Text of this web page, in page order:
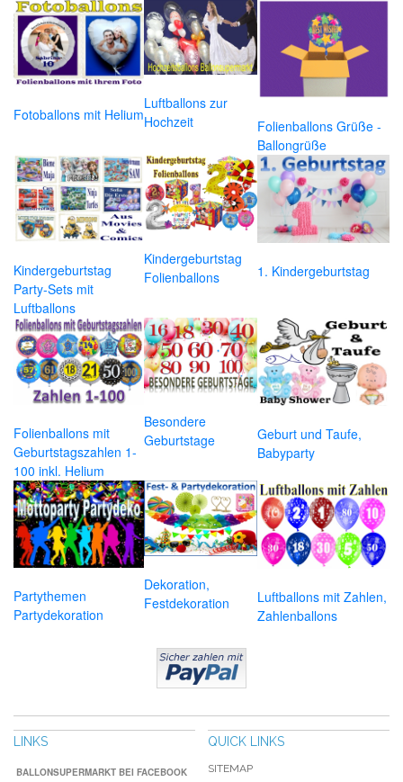
Fotoballons mit Helium
Luftballons zur
Hochzeit
Folienballons Grüße -
Ballongrüße
Kindergeburtstag
Party-Sets mit
Luftballons
Kindergeburtstag
Folienballons
1. Kindergeburtstag
Folienballons mit
Geburtstagszahlen 1-
100 inkl. Helium
Besondere
Geburtstage
Geburt und Taufe,
Babyparty
Partythemen
Partydekoration
Dekoration,
Festdekoration
Luftballons mit Zahlen,
Zahlenballons
LINKS
BALLONSUPERMARKT BEI FACEBOOK
QUICK LINKS
SITEMAP